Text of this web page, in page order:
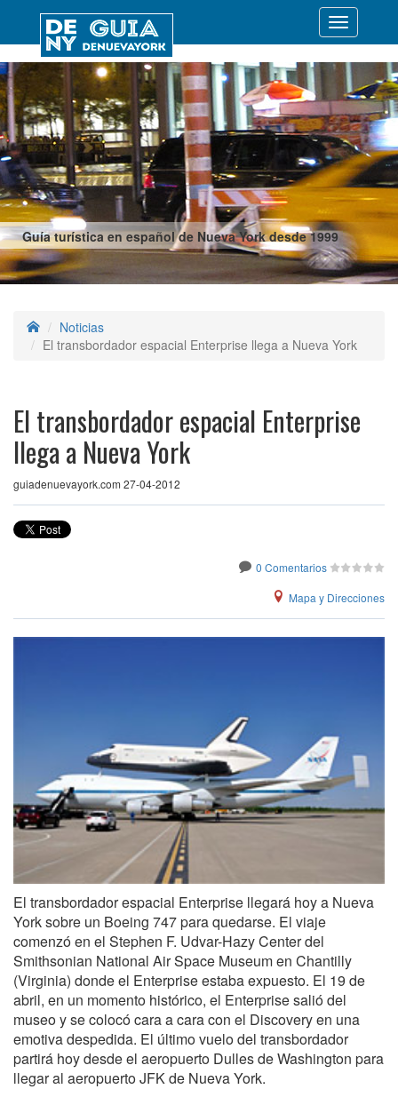
Guía turística en español de Nueva York desde 1999
Desplegar
Noticias
El transbordador espacial Enterprise llega a Nueva York
El transbordador espacial Enterprise
llega a Nueva York
guiadenuevayork.com 27-04-2012
0 Comentarios
Mapa y Direcciones
El transbordador espacial Enterprise llegará hoy a Nueva
York sobre un Boeing 747 para quedarse. El viaje
comenzó en el Stephen F. Udvar-Hazy Center del
Smithsonian National Air Space Museum en Chantilly
(Virginia) donde el Enterprise estaba expuesto. El 19 de
abril, en un momento histórico, el Enterprise salió del
museo y se colocó cara a cara con el Discovery en una
emotiva despedida. El último vuelo del transbordador
partirá hoy desde el aeropuerto Dulles de Washington para
llegar al aeropuerto JFK de Nueva York.